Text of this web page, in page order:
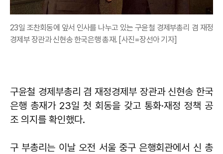
23일 조찬회동에 앞서 인사를 나누고 있는 구윤철 경제부총리 겸 재정
경제부 장관과 신현송 한국은행 총재. [사진=장선아 기자]
구윤철 경제부총리 겸 재정경제부 장관과 신현송 한국
은행 총재가 23일 첫 회동을 갖고 통화·재정 정책 공
조 의지를 확인했다.
구 부총리는 이날 오전 서울 중구 은행회관에서 신 총